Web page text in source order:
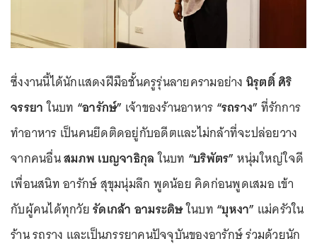
ซึ่งงานนี้ได้นักแสดงฝีมือชั้นครูรุ่นลายครามอย่าง นิรุตติ์ ศิริ
จรรยาในบท “อารักษ์” เจ้าของร้านอาหาร “รถราง” ที่รักการ
ทำอาหาร เป็นคนยึดติดอยู่กับอดีตและไม่กล้าที่จะปล่อยวาง
จากคนอื่นสมภพ เบญจาธิกุลในบท “บริพัตร” หนุ่มใหญ่ใจดี
เพื่อนสนิท อารักษ์ สุขุมนุ่มลึก พูดน้อย คิดก่อนพูดเสมอ เข้า
กับผู้คนได้ทุกวัยรัดเกล้า อามระดิษในบท “บุหงา” แม่ครัวใน
ร้าน รถราง และเป็นภรรยาคนปัจจุบันของอารักษ์ ร่วมด้วยนัก